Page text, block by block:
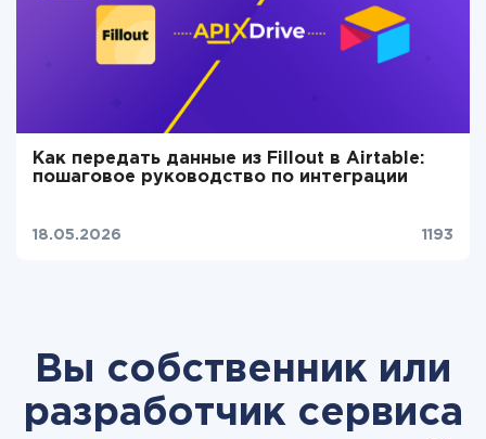
Как передать данные из Fillout в Airtable:
пошаговое руководство по интеграции
18.05.2026 1193
Вы собственник или
разработчик сервиса